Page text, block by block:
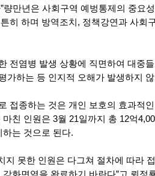
량만년은 사회구역 예벙통제의 중요
히 하며 방역조치, 정책강연과 사회
전염병 발생 상황에 직면하여 대중
가하는 등 인지적 오해가 발생하지
접종하는 것은 개인 보호의 효과적
친 인원은 3월 21일까지 총 12억
하는 것으로 된다.
지 못한 인원은 다그쳐 절차에 따라